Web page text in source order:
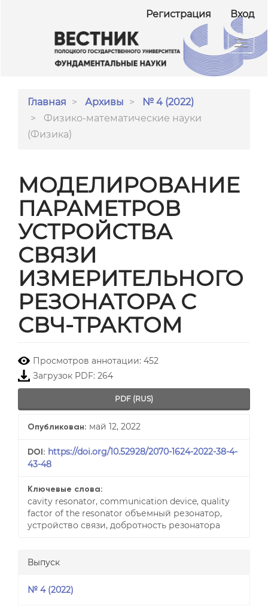
Регистрация Вход
Главная Архивы
№ 4 (2022)
Физико-математические науки
(Физика)
МОДЕЛИРОВАНИЕ
ПАРАМЕТРОВ
УСТРОЙСТВА
СВЯЗИ
ИЗМЕРИТЕЛЬНОГО
РЕЗОНАТОРА С
СВЧ-ТРАКТОМ
Просмотров аннотации: 452
Загрузок PDF: 264
PDF (RUS)
Опубликован: май 12, 2022
DOI: https://doi.org/10.52928/2070-1624-2022-38-4-
43-48
Ключевые слова:
cavity resonator, communication device, quality
factor of the resonator объемный резонатор,
устройство связи, добротность резонатора
Выпуск
№ 4 (2022)